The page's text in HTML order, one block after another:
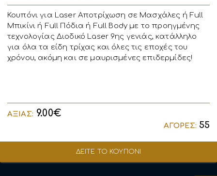
ΔΕΙΤΕ ΤΟ ΚΟΥΠΟΝΙ
Κουπόνι για Laser Αποτρίχωση σε Μασχάλες ή Full
Μπικίνι ή Full Πόδια ή Full Body με το προηγμένης
τεχνολογίας Διοδικό Laser 9ης γενιάς, κατάλληλο
για όλα τα είδη τρίχας και όλες τις εποχές του
χρόνου, ακόμη και σε μαυρισμένες επιδερμίδες!
ΑΞΙΑΣ: 9.00€
ΑΓΟΡΕΣ: 55